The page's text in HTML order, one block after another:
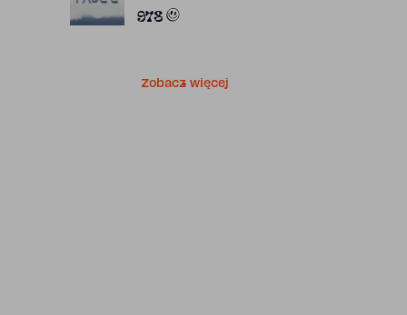
978
Zobacz więcej